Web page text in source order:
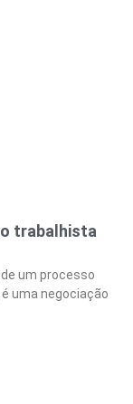
trabalhista
um processo
uma negociação